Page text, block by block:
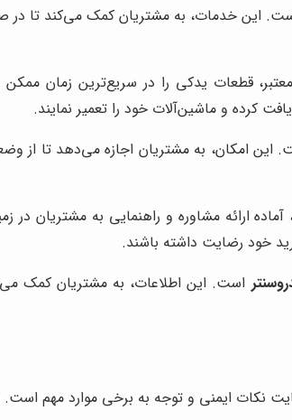
این خدمات، به مشتریان کمک می‌کند تا در
قطعات یدکی را در سریع‌ترین زمان ممکن
کرده و ماشین‌آلات خود را تعمیر نمایند.
این امکان، به مشتریان اجازه می‌دهد تا از
ارائه مشاوره و راهنمایی به مشتریان
خود رضایت داشته باشند.
است. این اطلاعات، به مشتریان کمک
رعایت نکات ایمنی و توجه به برخی موارد مهم